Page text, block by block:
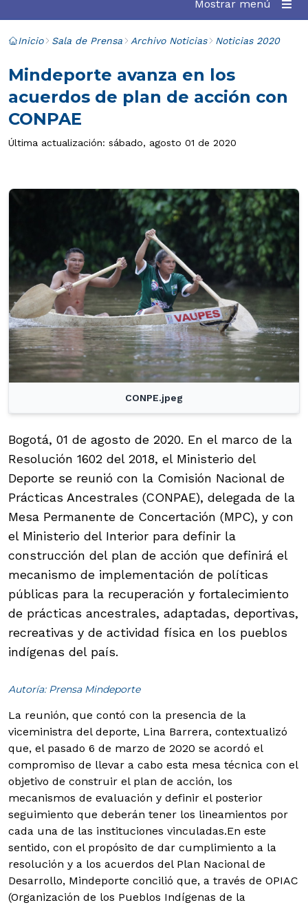
Mostrar menú
Inicio Sala de Prensa Archivo Noticias Noticias 2020
Mindeporte avanza en los
acuerdos de plan de acción con
CONPAE
Última actualización: sábado, agosto 01 de 2020
CONPE.jpeg
Bogotá, 01 de agosto de 2020. En el marco de la
Resolución 1602 del 2018, el Ministerio del
Deporte se reunió con la Comisión Nacional de
Prácticas Ancestrales (CONPAE), delegada de la
Mesa Permanente de Concertación (MPC), y con
el Ministerio del Interior para definir la
construcción del plan de acción que definirá el
mecanismo de implementación de políticas
públicas para la recuperación y fortalecimiento
de prácticas ancestrales, adaptadas, deportivas,
recreativas y de actividad física en los pueblos
indígenas del país.
Autoría: Prensa Mindeporte
La reunión, que contó con la presencia de la
viceministra del deporte, Lina Barrera, contextualizó
que, el pasado 6 de marzo de 2020 se acordó el
compromiso de llevar a cabo esta mesa técnica con el
objetivo de construir el plan de acción, los
mecanismos de evaluación y definir el posterior
seguimiento que deberán tener los lineamientos por
cada una de las instituciones vinculadas.En este
sentido, con el propósito de dar cumplimiento a la
resolución y a los acuerdos del Plan Nacional de
Desarrollo, Mindeporte concilió que, a través de OPIAC
(Organización de los Pueblos Indígenas de la